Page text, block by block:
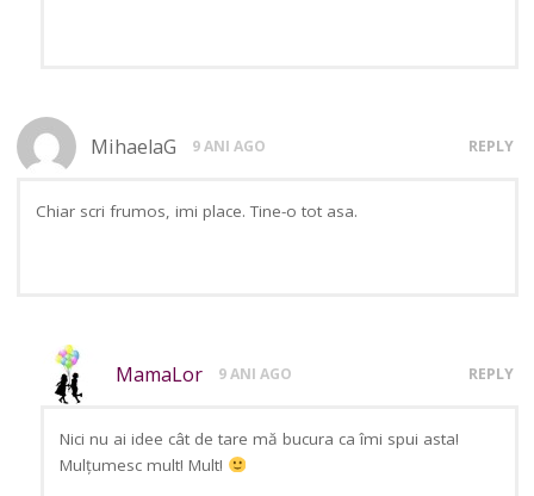
MihaelaG 9 ANI AGO REPLY
Chiar scri frumos, imi place. Tine-o tot asa.
MamaLor 9 ANI AGO REPLY
Nici nu ai idee cât de tare mă bucura ca îmi spui asta!
Mulțumesc mult! Mult!